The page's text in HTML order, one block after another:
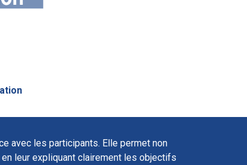
avec les participants. Elle permet non
en leur expliquant clairement les objectifs